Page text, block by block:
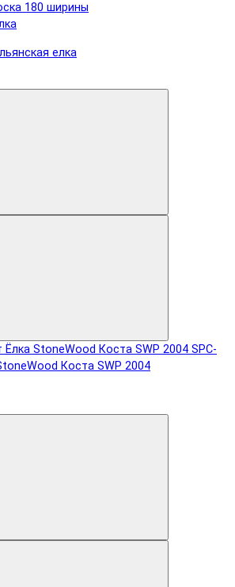
180 ширины
елка
SPC-
Коста SWP 2004